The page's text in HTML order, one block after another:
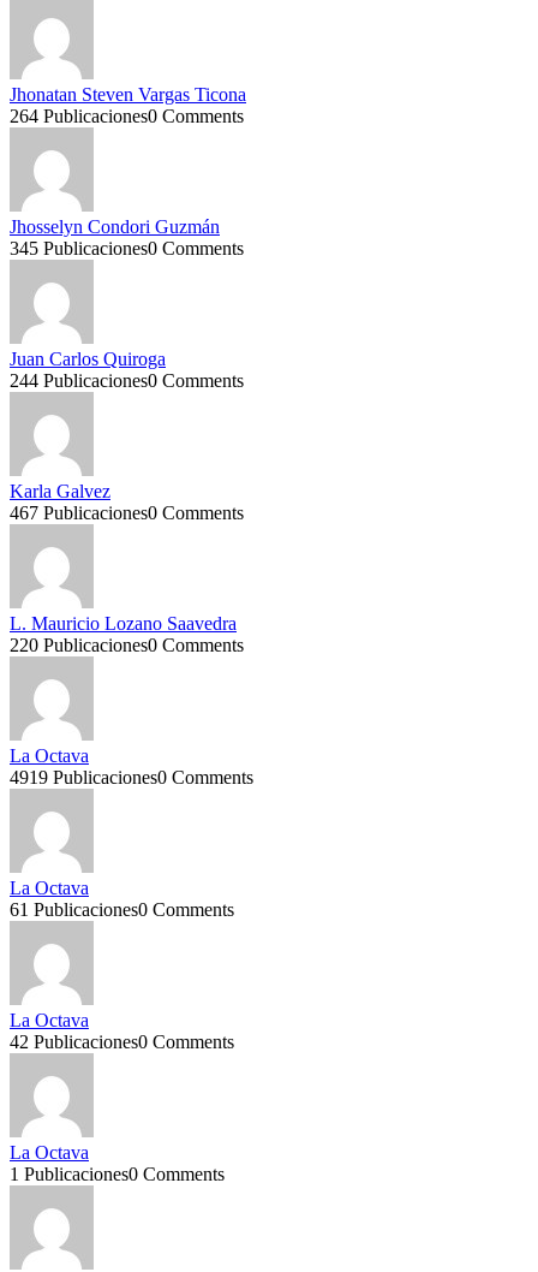
Jhonatan Steven Vargas Ticona
264 Publicaciones0 Comments
Jhosselyn Condori Guzmán
345 Publicaciones0 Comments
Juan Carlos Quiroga
244 Publicaciones0 Comments
Karla Galvez
467 Publicaciones0 Comments
L. Mauricio Lozano Saavedra
220 Publicaciones0 Comments
La Octava
4919 Publicaciones0 Comments
La Octava
61 Publicaciones0 Comments
La Octava
42 Publicaciones0 Comments
La Octava
1 Publicaciones0 Comments